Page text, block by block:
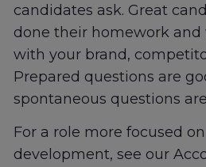
candidates ask. Great
done their homework
with your brand,
Prepared questions are
spontaneous questions
For a role more focused
development, see our